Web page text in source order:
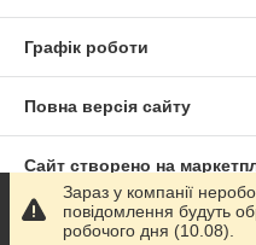
Графік роботи
Повна версія сайту
Сайт створено на
Політика конфіденційності
Зараз у компанії
повідомлення будуть
робочого дня (10.08).